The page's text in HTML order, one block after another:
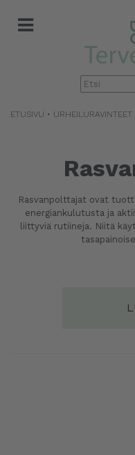
ETUSIVU • URHEILURAVINTEET
Rasvanpolttajat ovat
energiankulutusta ja
liittyviä rutiineja. Niitä